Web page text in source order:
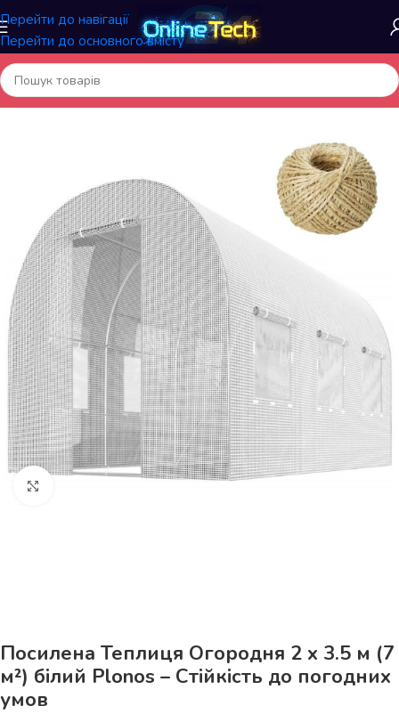
Перейти до навігації
Перейти до основного вмісту
Головна/Садові та вуличні товари/Теплиці
Натисніть, щоб збільшити
Посилена Теплиця Огородня 2 x 3.5 м (7
м²) білий Plonos – Стійкість до погодних
умов